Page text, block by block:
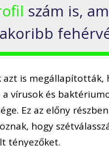
szám is,
azt is megállapították,
a vírusok és
Ez az előny
hogy
tényezőket.